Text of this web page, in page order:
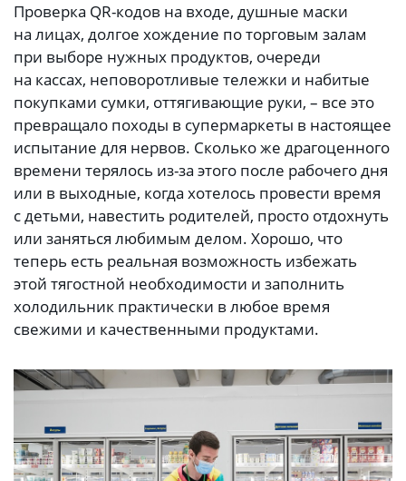
Проверка QR-кодов на входе, душные маски
на лицах, долгое хождение по торговым залам
при выборе нужных продуктов, очереди
на кассах, неповоротливые тележки и набитые
покупками сумки, оттягивающие руки, – все это
превращало походы в супермаркеты в настоящее
испытание для нервов. Сколько же драгоценного
времени терялось из-за этого после рабочего дня
или в выходные, когда хотелось провести время
с детьми, навестить родителей, просто отдохнуть
или заняться любимым делом. Хорошо, что
теперь есть реальная возможность избежать
этой тягостной необходимости и заполнить
холодильник практически в любое время
свежими и качественными продуктами.